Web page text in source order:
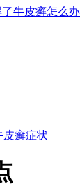
了牛皮癣怎么办
皮癣症状